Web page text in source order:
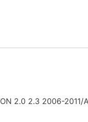
2.0 2.3 2006-